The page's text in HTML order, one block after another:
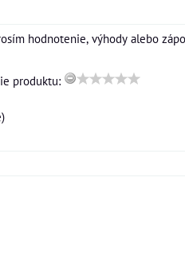
hodnotenie, výhody alebo
produktu: